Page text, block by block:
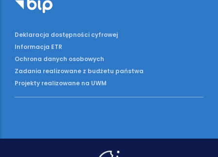
Deklaracja dostępności cyfrowej
Informacja ETR
Ochrona danych osobowych
Zadania realizowane z budżetu państwa
Projekty realizowane na UWM